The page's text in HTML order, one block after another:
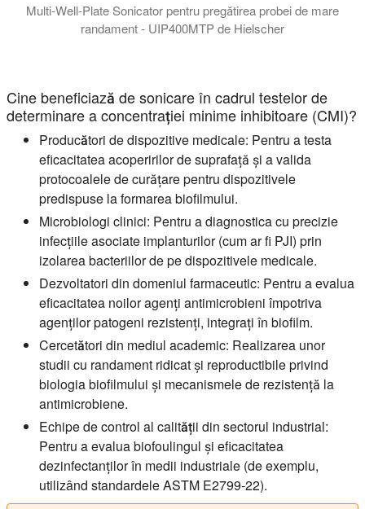
Multi-Well-Plate Sonicator pentru pregătirea probei de mare
randament - UIP400MTP de Hielscher
Cine beneficiază de sonicare în cadrul testelor de
determinare a concentrației minime inhibitoare (CMI)?
Producători de dispozitive medicale: Pentru a testa
eficacitatea acoperirilor de suprafață și a valida
protocoalele de curățare pentru dispozitivele
predispuse la formarea biofilmului.
Microbiologi clinici: Pentru a diagnostica cu precizie
infecțiile asociate implanturilor (cum ar fi PJI) prin
izolarea bacteriilor de pe dispozitivele medicale.
Dezvoltatori din domeniul farmaceutic: Pentru a evalua
eficacitatea noilor agenți antimicrobieni împotriva
agenților patogeni rezistenți, integrați în biofilm.
Cercetători din mediul academic: Realizarea unor
studii cu randament ridicat și reproductibile privind
biologia biofilmului și mecanismele de rezistență la
antimicrobiene.
Echipe de control al calității din sectorul industrial:
Pentru a evalua biofoulingul și eficacitatea
dezinfectanților în medii industriale (de exemplu,
utilizând standardele ASTM E2799-22).